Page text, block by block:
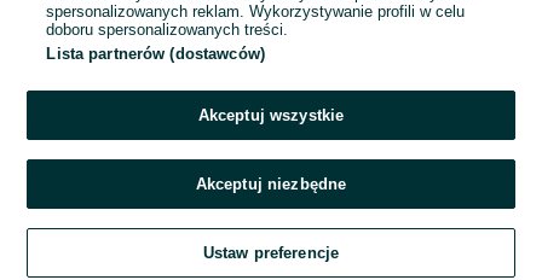
Zaloguj się
Kontynuując za pośrednictwem jednego z dostawców wskazanych powyżej,
OLX.pl w jego aktualnym brzmieniu.
spersonalizowanych reklam. Wykorzystywanie profili w celu
doboru spersonalizowanych treści.
Lista partnerów (dostawców)
Akceptuj wszystkie
Akceptuj niezbędne
Ustaw preferencje